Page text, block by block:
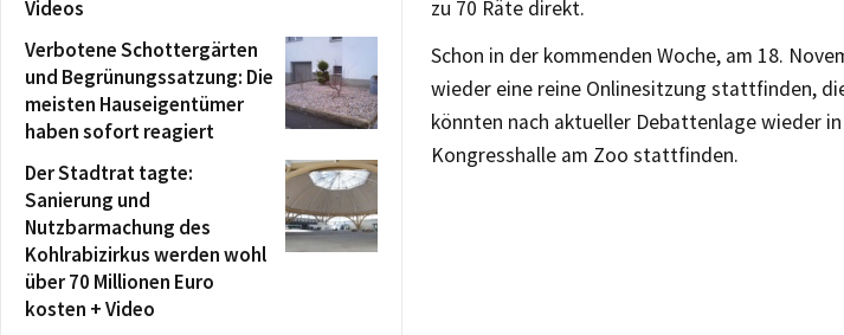
zu 70 Räte direkt.
Schon in der kommenden Woche, am 18.
wieder eine reine Onlinesitzung stattfinden,
könnten nach aktueller Debattenlage wieder
Kongresshalle am Zoo stattfinden.
Videos
Verbotene Schottergärten
und Begrünungssatzung: Die
meisten Hauseigentümer
haben sofort reagiert
Der Stadtrat tagte:
Sanierung und
Nutzbarmachung des
Kohlrabizirkus werden wohl
über 70 Millionen Euro
kosten + Video